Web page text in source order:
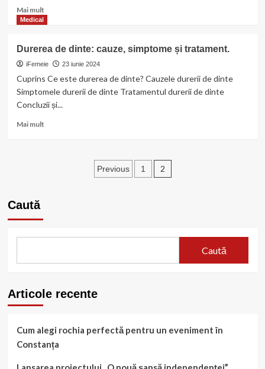
Mai multRead
more
de
maxilar:
cauze,
simptome
tratament.
Medical
Durerea de dinte: cauze, simptome și tratament.
iFemeie 23 iunie 2024
Cuprins Ce este durerea de dinte? Cauzele durerii de dinte
Simptomele durerii de dinte Tratamentul durerii de dinte
Concluzii și...
Mai multRead
Paginație
Previous 1 2
Caută
Caută
Articole recente
Cum alegi rochia perfectă pentru un eveniment în
Constanța